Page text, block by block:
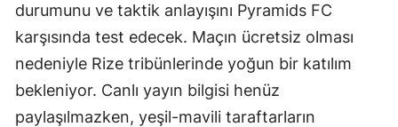
durumunu ve taktik anlayışını Pyramids FC
karşısında test edecek. Maçın ücretsiz olması
nedeniyle Rize tribünlerinde yoğun bir katılım
bekleniyor. Canlı yayın bilgisi henüz
paylaşılmazken, yeşil-mavili taraftarların